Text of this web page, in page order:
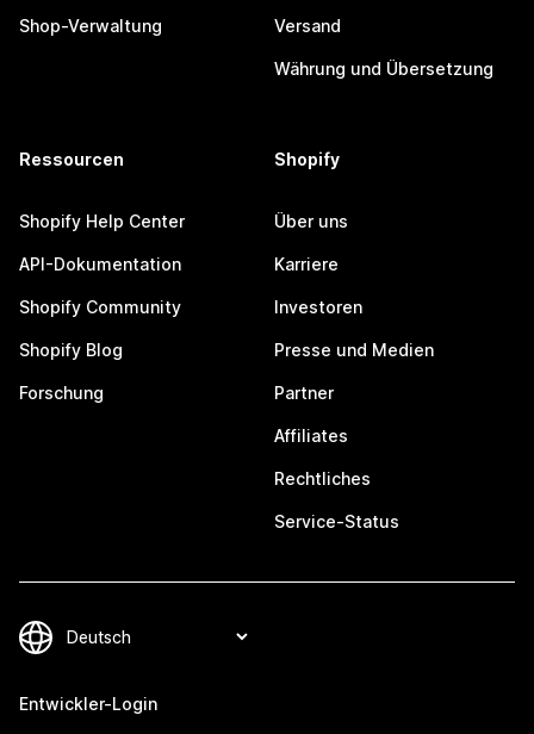
Shop-Verwaltung Versand
Währung und Übersetzung
Ressourcen
Shopify Help Center
API-Dokumentation
Shopify Community
Shopify Blog
Forschung
Shopify
Über uns
Karriere
Investoren
Presse und Medien
Partner
Affiliates
Rechtliches
Service-Status
Entwickler-Login